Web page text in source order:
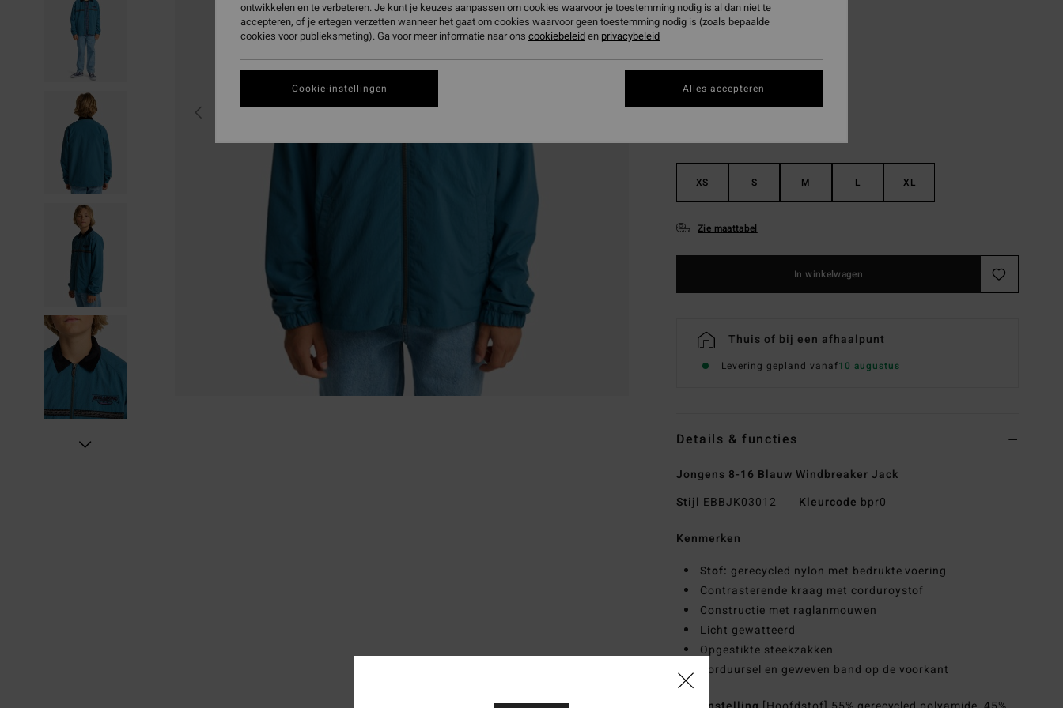
SALE ON SALE EXTRA 25%
XS S M L XL
Zie maattabel
In winkelwagen
Thuis of bij een afhaalpunt
Levering gepland vanaf10 augustus
Details & functies
Jongens 8-16 Blauw Windbreaker Jack
Stijl EBBJK03012 Kleurcode bpr0
Kenmerken
Stof: gerecycled nylon met bedrukte voering
Contrasterende kraag met corduroystof
Constructie met raglanmouwen
Licht gewatteerd
Opgestikte steekzakken
Borduursel en geweven band op de voorkant
ontwikkelen en te verbeteren. Je kunt je keuzes aanpassen om cookies waarvoor je toestemming nodig is al dan niet te
accepteren, of je ertegen verzetten wanneer het gaat om cookies waarvoor geen toestemming nodig is (zoals bepaalde
cookies voor publieksmeting). Ga voor meer informatie naar ons cookiebeleiden privacybeleid
Cookie-instellingen Alles accepteren